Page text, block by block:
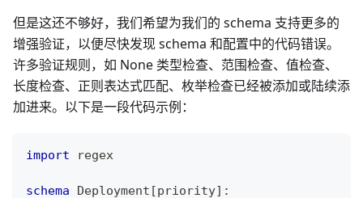
但是这还不够好，我们希望为我们的 schema 支持更多的
增强验证，以便尽快发现 schema 和配置中的代码错误。
许多验证规则，如 None 类型检查、范围检查、值检查、
长度检查、正则表达式匹配、枚举检查已经被添加或陆续添
加进来。以下是一段代码示例：
import regex
schema Deployment [priority] :